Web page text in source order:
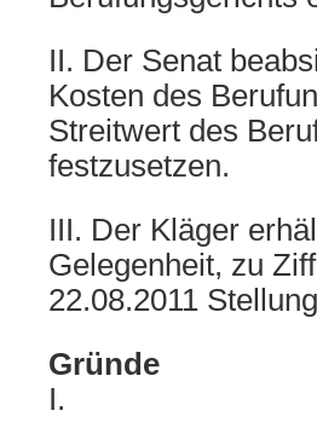
II. Der Senat
Kosten des
Streitwert des
festzusetzen.
III. Der Kläger
Gelegenheit, zu
22.08.2011
Gründe
I.